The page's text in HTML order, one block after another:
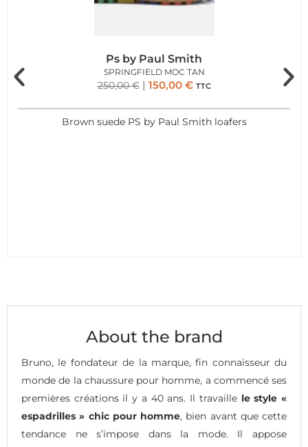
Ps by Paul Smith
SPRINGFIELD MOC TAN
250,00€ 150,00 € TTC
Brown suede PS by Paul Smith loafers
About the brand
Bruno, le fondateur de la marque, fin connaisseur du
monde de la chaussure pour homme, a commencé ses
premières créations il y a 40 ans. Il travaille le style «
espadrilles » chic pour homme, bien avant que cette
tendance ne s’impose dans la mode. Il appose